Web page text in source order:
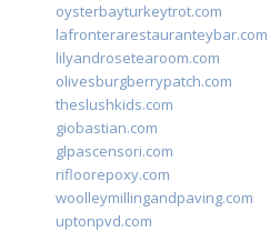
oysterbayturkeytrot.com
lafronterarestauranteybar.com
lilyandrosetearoom.com
olivesburgberrypatch.com
theslushkids.com
giobastian.com
glpascensori.com
rifloorepoxy.com
woolleymillingandpaving.com
uptonpvd.com